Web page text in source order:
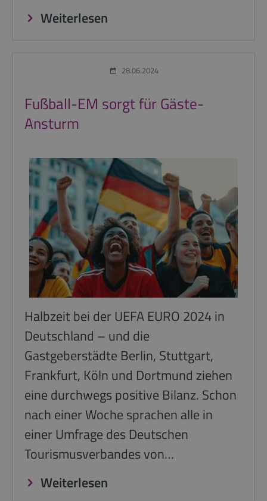
Weiterlesen
28.06.2024
Fußball-EM sorgt für Gäste-
Ansturm
Halbzeit bei der UEFA EURO 2024 in
Deutschland – und die
Gastgeberstädte Berlin, Stuttgart,
Frankfurt, Köln und Dortmund ziehen
eine durchwegs positive Bilanz. Schon
nach einer Woche sprachen alle in
einer Umfrage des Deutschen
Tourismusverbandes von…
Weiterlesen